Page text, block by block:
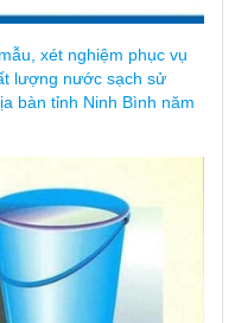
xét nghiệm phục vụ
lượng nước sạch sử
bàn tỉnh Ninh Bình năm